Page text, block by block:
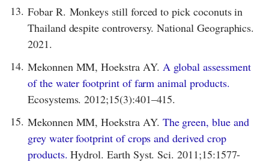
13. Fobar R. Monkeys still forced to pick coconuts in
Thailand despite controversy. National Geographics.
2021.
14. Mekonnen MM, Hoekstra AY. A global assessment
of the water footprint of farm animal products.
Ecosystems. 2012;15(3):401–415.
15. Mekonnen MM, Hoekstra AY. The green, blue and
grey water footprint of crops and derived crop
products. Hydrol. Earth Syst. Sci. 2011;15:1577-